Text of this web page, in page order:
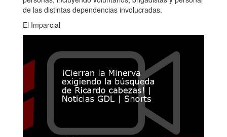
de las distintas dependencias involucradas.
El Imparcial